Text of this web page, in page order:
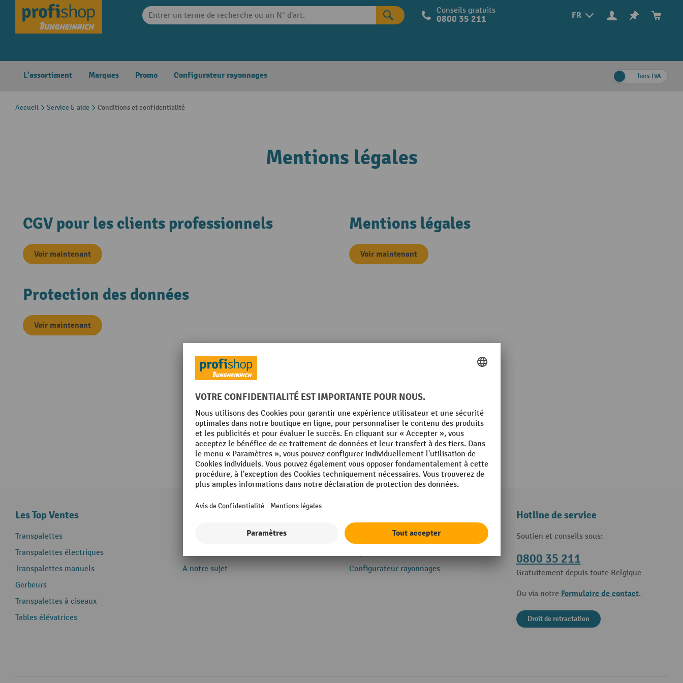
Skip to main navigation FR
Conseils gratuits
0800 35 211
L'assortiment Marques Promo Configurateur rayonnages hors TVA
Accueil Service & aide Conditions et confidentialité
Mentions légales
CGV pour les clients professionnels
Voir maintenant
Protection des données
Voir maintenant
Mentions légales
Voir maintenant
Les Top Ventes
Transpalettes
Transpalettes électriques
Transpalettes manuels
Gerbeurs
Transpalettes à ciseaux
Tables élévatrices
Service & aide
A notre sujet
Inscription à la newsletter
Configurateur rayonnages
Hotline de service
Soutien et conseils sous:
0800 35 211
Gratuitement depuis toute Belgique
Ou via notre Formulaire de contact.
Droit de retractation